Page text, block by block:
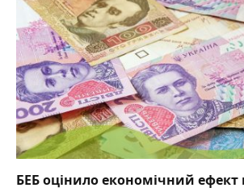
БЕБ оцінило економічний ефект